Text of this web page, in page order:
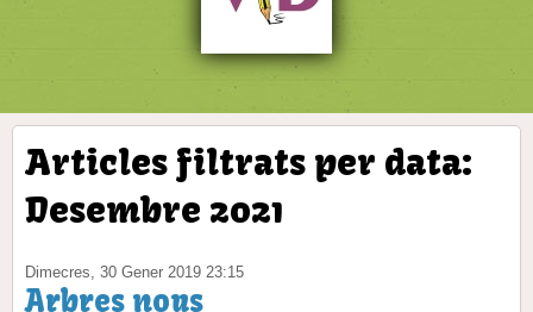
Articles filtrats per data:
Desembre 2021
Dimecres, 30 Gener 2019 23:15
Arbres nous